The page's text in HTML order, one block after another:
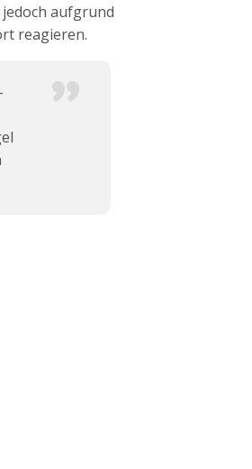
aufgrund
reagieren.